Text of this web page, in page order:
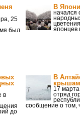
25
был
В
начался
японцев
в
до
В
крышам
17
отряд
сообщение о том,